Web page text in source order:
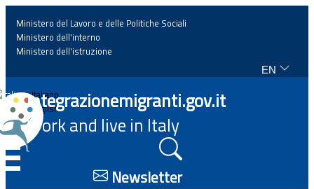
Home
News
Highlights
Ministero del Lavoro e delle Politiche Sociali
Ministero dell'interno
Ministero dell'istruzione
EN
Italiano
English
Integrazionemigranti.gov.it
Work and live in Italy
Newsletter